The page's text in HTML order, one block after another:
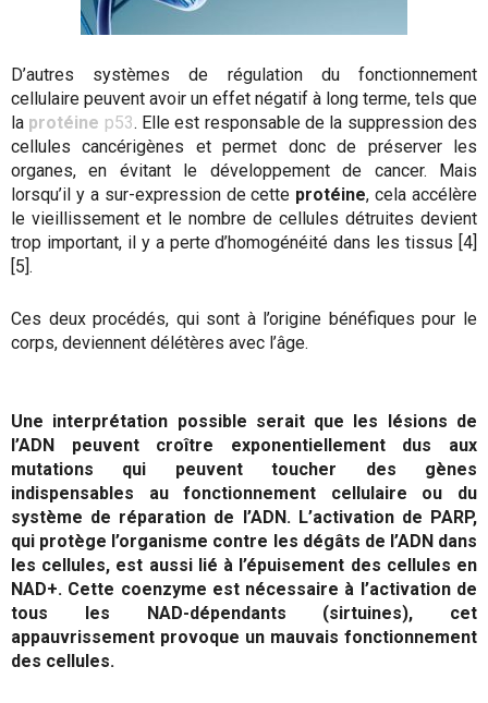
D’autres systèmes de régulation du fonctionnement
cellulaire peuvent avoir un effet négatif à long terme, tels que
la protéine p53. Elle est responsable de la suppression des
cellules cancérigènes et permet donc de préserver les
organes, en évitant le développement de cancer. Mais
lorsqu’il y a sur-expression de cette protéine, cela accélère
le vieillissement et le nombre de cellules détruites devient
trop important, il y a perte d’homogénéité dans les tissus [4]
[5].
Ces deux procédés, qui sont à l’origine bénéfiques pour le
corps, deviennent délétères avec l’âge.
Une interprétation possible serait que les lésions de
l’ADN peuvent croître exponentiellement dus aux
mutations qui peuvent toucher des gènes
indispensables au fonctionnement cellulaire ou du
système de réparation de l’ADN. L’activation de PARP,
qui protège l’organisme contre les dégâts de l’ADN dans
les cellules, est aussi lié à l’épuisement des cellules en
NAD+. Cette coenzyme est nécessaire à l’activation de
tous les NAD-dépendants (sirtuines), cet
appauvrissement provoque un mauvais fonctionnement
des cellules.